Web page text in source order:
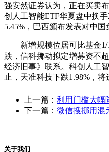
强安然证券认为，正在买卖
创人工智能ETF华夏盘中换
5.45%，巴西颁布发表对中国
新增规模位居可比基金1/
跌，信科挪动拟定增募资不
经济旧事》联系。科创人工
止，天准科技下跌1.98%，将
上一篇： 利用门槛大幅
下一篇： 微信搜挪用混
关于我们